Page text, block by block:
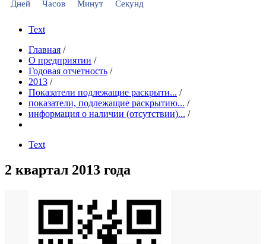
Дней Часов Минут Секунд
Text
Главная /
О предприятии /
Годовая отчетность /
2013 /
Показатели подлежащие раскрыти... /
показатели, подлежащие раскрытию... /
информация о наличии (отсутствии)... /
Text
2 квартал 2013 года